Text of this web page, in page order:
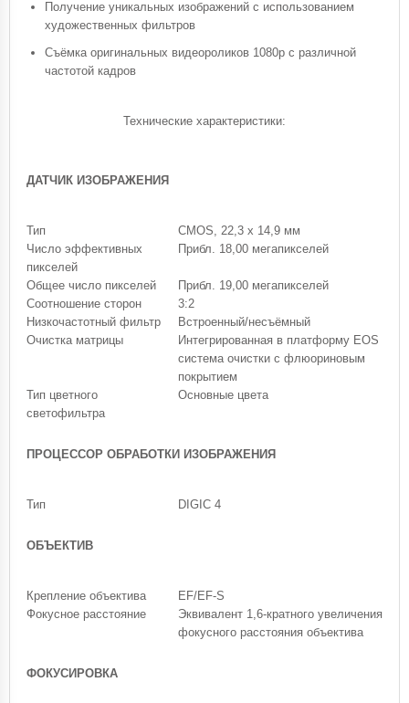
Получение уникальных изображений с использованием
художественных фильтров
Съёмка оригинальных видеороликов 1080p с различной
частотой кадров
Технические характеристики:
ДАТЧИК ИЗОБРАЖЕНИЯ
Тип
CMOS, 22,3 x 14,9 мм
Число эффективных
пикселей
Прибл. 18,00 мегапикселей
Общее число пикселей
Прибл. 19,00 мегапикселей
Соотношение сторон
3:2
Низкочастотный фильтр
Встроенный/несъёмный
Очистка матрицы
Интегрированная в платформу EOS
система очистки с флюориновым
покрытием
Тип цветного
светофильтра
Основные цвета
ПРОЦЕССОР ОБРАБОТКИ ИЗОБРАЖЕНИЯ
Тип DIGIC 4
ОБЪЕКТИВ
Крепление объектива
EF/EF-S
Фокусное расстояние
Эквивалент 1,6-кратного увеличения
фокусного расстояния объектива
ФОКУСИРОВКА